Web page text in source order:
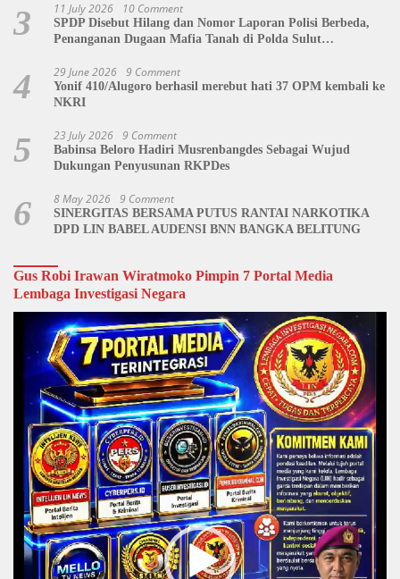
3 11 July 2026 10 Comment
SPDP Disebut Hilang dan Nomor Laporan Polisi Berbeda,
Penanganan Dugaan Mafia Tanah di Polda Sulut
4 29 June 2026 9 Comment
Yonif 410/Alugoro berhasil merebut hati 37 OPM kembali ke
NKRI
5 23 July 2026 9 Comment
Babinsa Beloro Hadiri Musrenbangdes Sebagai Wujud
Dukungan Penyusunan RKPDes
6 8 May 2026 9 Comment
SINERGITAS BERSAMA PUTUS RANTAI NARKOTIKA
DPD LIN BABEL AUDENSI BNN BANGKA BELITUNG
Gus Robi Irawan Wiratmoko Pimpin 7 Portal Media
Lembaga Investigasi Negara
Video
Player